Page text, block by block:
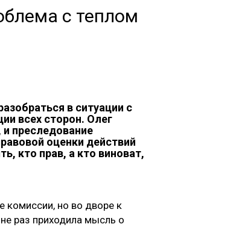
с теплом
в ситуации с
всех сторон. Олег
преследование
оценки действий
кто прав, а кто виноват,
но во дворе к
раз приходила мысль о